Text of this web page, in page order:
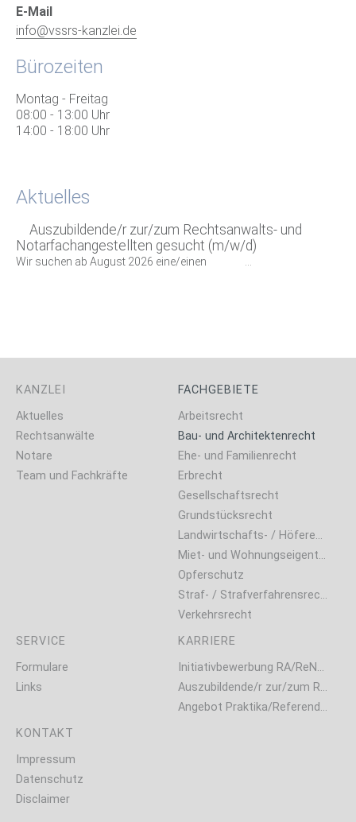
E-Mail
info@vssrs-kanzlei.de
Bürozeiten
Montag - Freitag
08:00 - 13:00 Uhr
14:00 - 18:00 Uhr
Aktuelles
Auszubildende/r zur/zum Rechtsanwalts- und
Notarfachangestellten gesucht (m/w/d)
Wir suchen ab August 2026 eine/einen ...
KANZLEI
Aktuelles
Rechtsanwälte
Notare
Team und Fachkräfte
FACHGEBIETE
Arbeitsrecht
Bau- und Architektenrecht
Ehe- und Familienrecht
Erbrecht
Gesellschaftsrecht
Grundstücksrecht
Landwirtschafts- / Höferecht
Miet- und Wohnungseigentumsrecht
Opferschutz
Straf- / Strafverfahrensrecht
Verkehrsrecht
SERVICE
Formulare
Links
KARRIERE
Initiativbewerbung RA/ReNo (m/w/d)
Auszubildende/r zur/zum Rechtsanwalts- und Notarfachangestellten gesucht (m/w/d)
Angebot Praktika/Referendariat
KONTAKT
Impressum
Datenschutz
Disclaimer